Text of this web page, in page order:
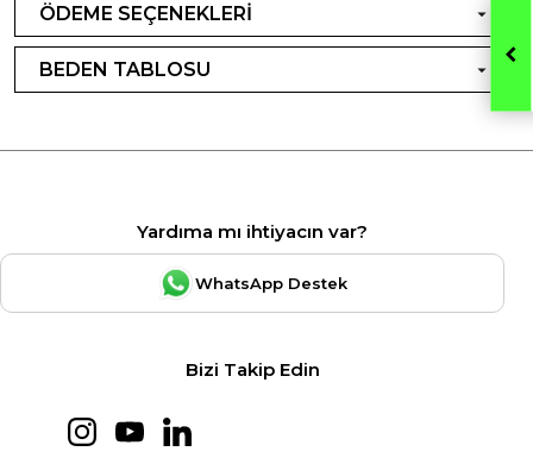
ÖDEME SEÇENEKLERİ
BEDEN TABLOSU
Yardıma mı ihtiyacın var?
WhatsApp Destek
Bizi Takip Edin